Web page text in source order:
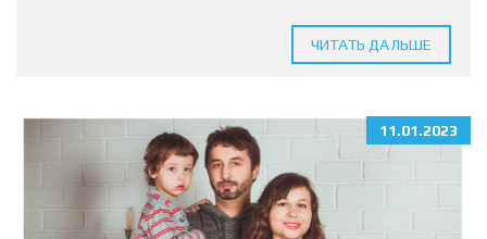
ЧИТАТЬ ДАЛЬШЕ
11.01.2023